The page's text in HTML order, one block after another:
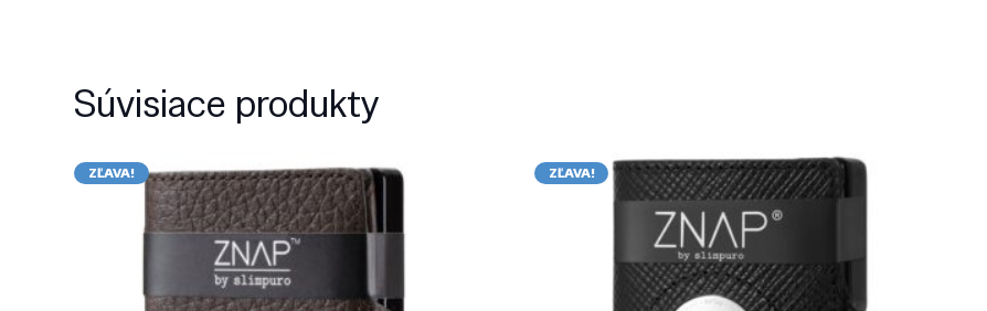
Súvisiace produkty
ZĽAVA! ZĽAVA!